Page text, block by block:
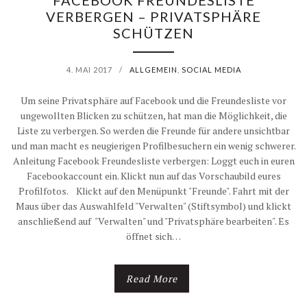
C
!
A
U
B
E
S
VERBERGEN – PRIVATSPHÄRE
SCHÜTZEN
4. MAI 2017 / ALLGEMEIN SOCIAL MEDIA
Um seine Privatsphäre auf Facebook und die Freundesliste vor
ungewollten Blicken zu schützen, hat man die Möglichkeit, die
Liste zu verbergen. So werden die Freunde für andere unsichtbar
und man macht es neugierigen Profilbesuchern ein wenig schwerer.
Anleitung Facebook Freundesliste verbergen: Loggt euch in euren
Facebookaccount ein. Klickt nun auf das Vorschaubild eures
Profilfotos. Klickt auf den Menüpunkt "Freunde". Fahrt mit der
Maus über das Auswahlfeld "Verwalten" (Stiftsymbol) und klickt
anschließend auf "Verwalten" und "Privatsphäre bearbeiten". Es
öffnet sich…
Read More